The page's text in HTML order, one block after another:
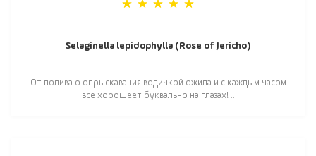
Selaginella lepidophylla (Rose of Jericho)
От полива о опрыскавания водичкой ожила и с каждым часом
все хорошеет буквально на глазах! ..